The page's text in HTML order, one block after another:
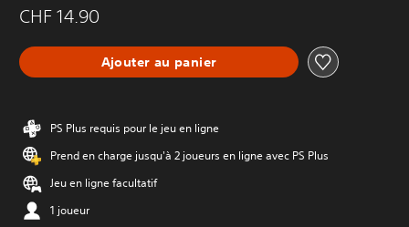
CHF 14.90
Ajouter au panier
PS Plus requis pour le jeu en ligne
Prend en charge jusqu'à 2 joueurs en ligne avec PS Plus
Jeu en ligne facultatif
1 joueur